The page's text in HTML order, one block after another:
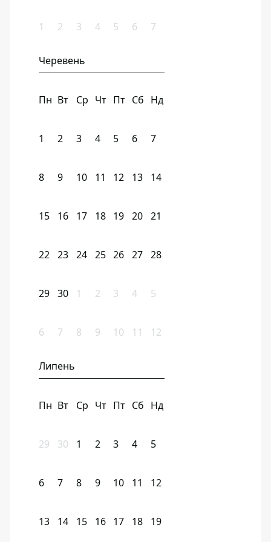
1 2 3 4 5 6 7
Черевень
Пн Вт Ср Чт Пт Сб Нд
1 2 3 4 5 6 7
8 9 10 11 12 13 14
15 16 17 18 19 20 21
22 23 24 25 26 27 28
29 30 1 2 3 4 5
6 7 8 9 10 11 12
Липень
Пн Вт Ср Чт Пт Сб Нд
29 30 1 2 3 4 5
6 7 8 9 10 11 12
13 14 15 16 17 18 19